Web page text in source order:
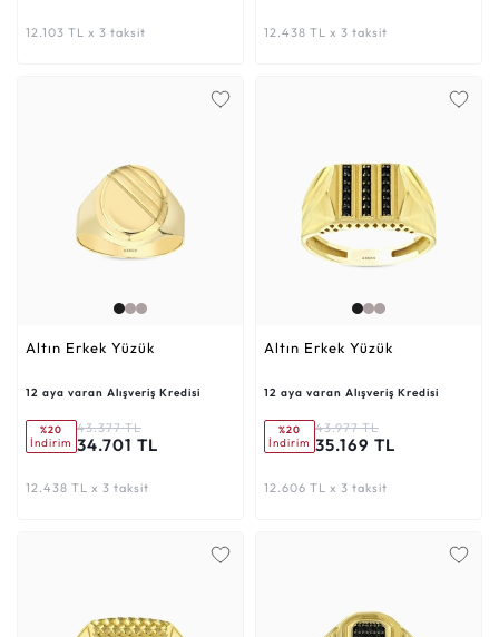
12.103 TL x 3 taksit 12.438 TL x 3 taksit
Altın Erkek Yüzük
12 aya varan Alışveriş Kredisi
%20
İndirim
43.377 TL
34.701 TL
12.438 TL x 3 taksit
Altın Erkek Yüzük
12 aya varan Alışveriş Kredisi
%20
İndirim
43.977 TL
35.169 TL
12.606 TL x 3 taksit